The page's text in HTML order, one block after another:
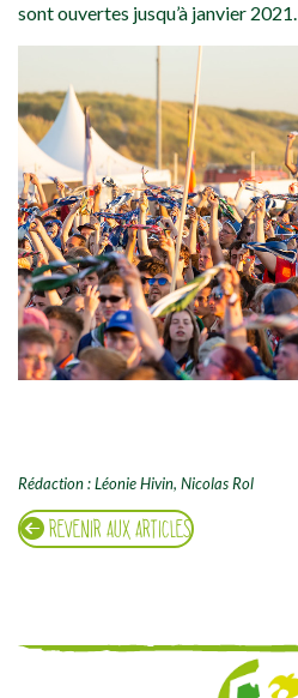
sont ouvertes jusqu’à janvier 2021.
Rédaction : Léonie Hivin, Nicolas Rol
REVENIR AUX ARTICLES